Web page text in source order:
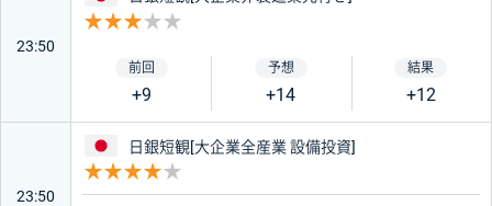
23:50
+9 +14 +12
23:50
日本
日銀短観[大企業全産業 設備投資]